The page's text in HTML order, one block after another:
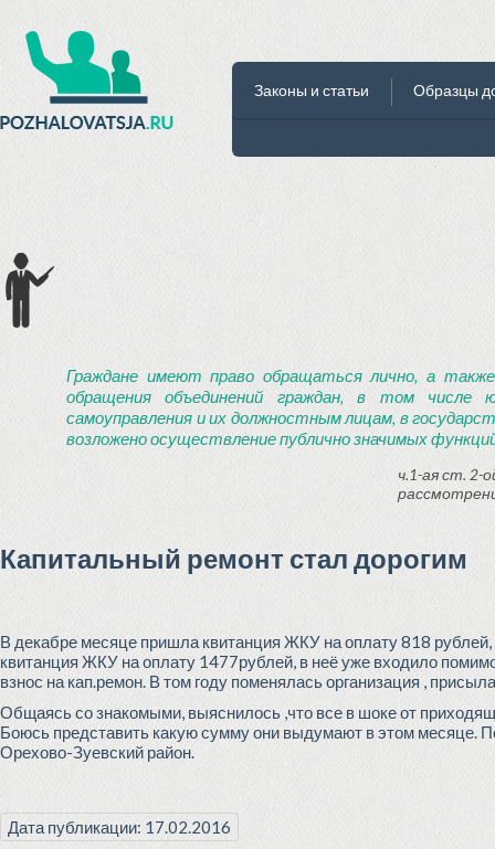
Законы и статьи Образцы
Граждане имеют право обращаться лично, а
обращения объединений граждан, в том числе
самоуправления и их должностным лицам, в
возложено осуществление публично значимых
ч.1-ая ст. 2-
Капитальный ремонт стал дорогим
В декабре месяце пришла квитанция ЖКУ на оплату 818
квитанция ЖКУ на оплату 1477рублей, в неё уже входило
взнос на кап.ремон. В том году поменялась организация ,
Общаясь со знакомыми, выяснилось ,что все в шоке от
Боюсь представить какую сумму они выдумают в этом месяце.
Орехово-Зуевский район.
Дата публикации: 17.02.2016